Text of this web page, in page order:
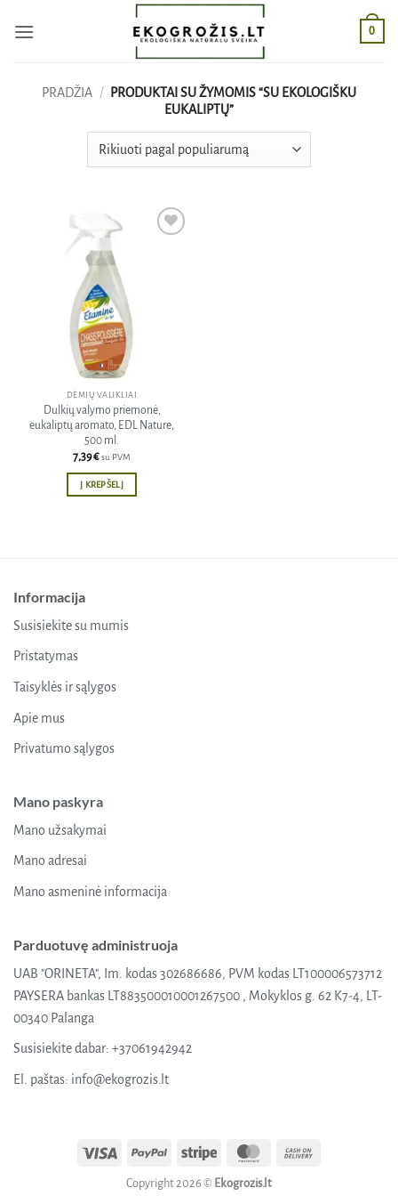
0
PRADŽIA /
PRODUKTAI SU ŽYMOMIS “SU EKOLOGIŠKU
EUKALIPTŲ”
DĖMIŲ VALIKLIAI
Dulkių valymo priemonė,
eukaliptų aromato, EDL Nature,
500 ml.
7,39€su PVM
Į KREPŠELĮ
Informacija
Susisiekite su mumis
Pristatymas
Taisyklės ir sąlygos
Apie mus
Privatumo sąlygos
Mano paskyra
Mano užsakymai
Mano adresai
Mano asmeninė informacija
Parduotuvę administruoja
UAB "ORINETA", Im. kodas 302686686, PVM kodas LT100006573712
PAYSERA bankas LT883500010001267500 , Mokyklos g. 62 K7-4, LT-
00340 Palanga
Susisiekite dabar: +37061942942
El. paštas: info@ekogrozis.lt
Visa PayPal Stripe MasterCard
Copyright 2026 © Ekogrozis.lt